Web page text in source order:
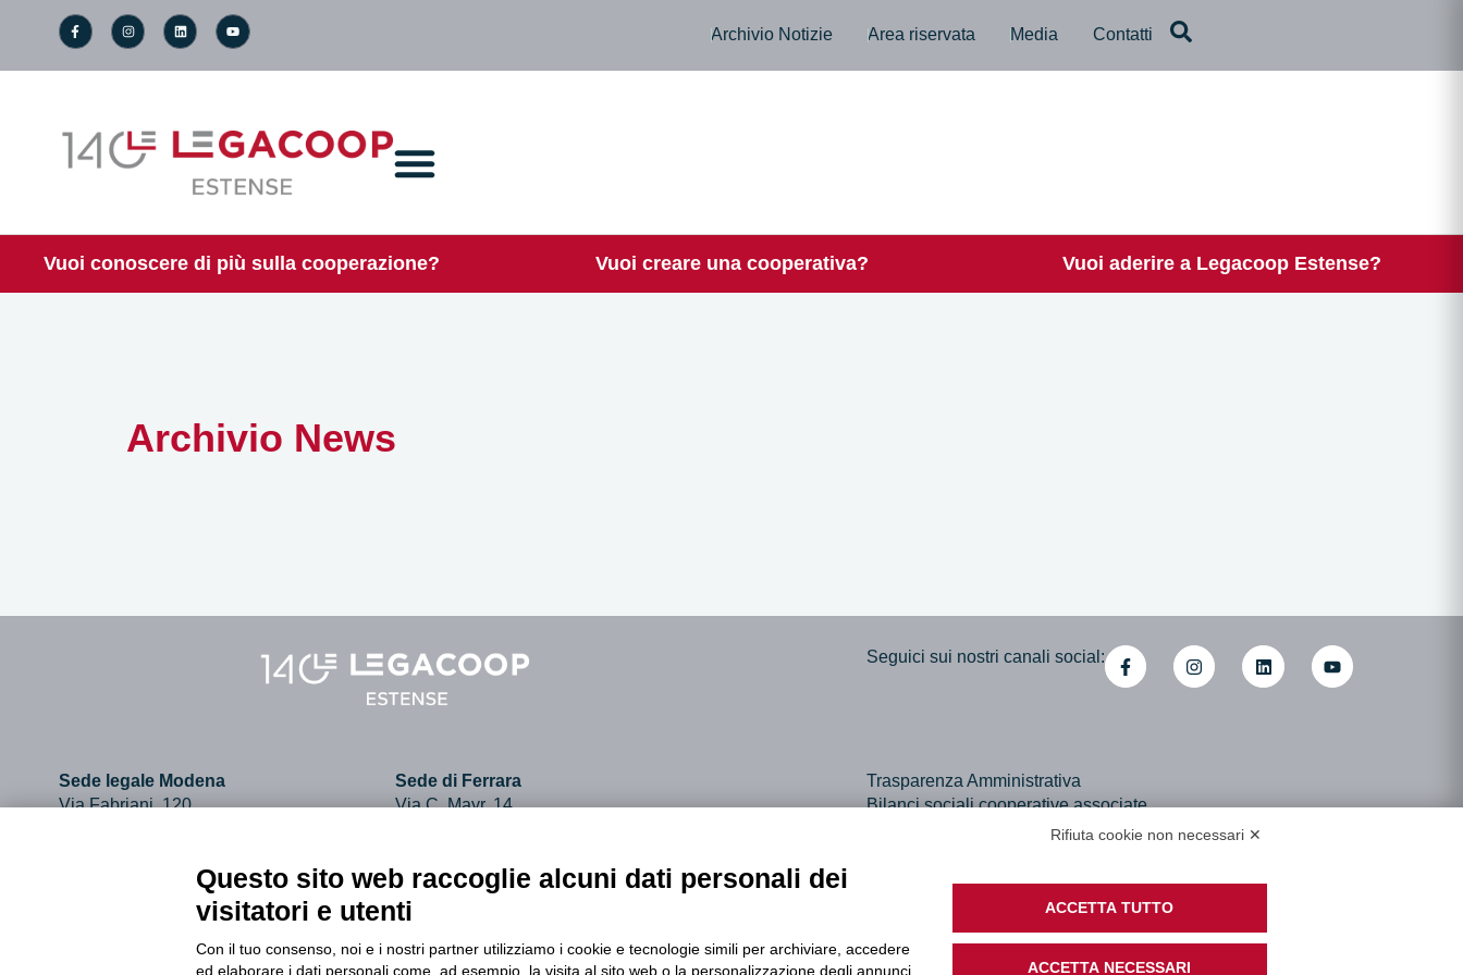
Archivio Notizie Area riservata Media Contatti
Vuoi conoscere di più sulla cooperazione? Vuoi creare una cooperativa? Vuoi aderire a Legacoop Estense?
Archivio News
Seguici sui nostri canali social:
Sede legale Modena
Via Fabriani, 120
Sede di Ferrara
Via C. Mayr, 14
Trasparenza Amministrativa
Bilanci sociali cooperative associate
Dichiarazione di AccessibilitàRifiuta cookie non necessari ✕
Questo sito web raccoglie alcuni dati personali dei
visitatori e utenti
Con il tuo consenso, noi e i nostri partner utilizziamo i cookie e tecnologie simili per archiviare, accedere
ed elaborare i dati personali come, ad esempio, la visita al sito web o la personalizzazione degli annunci.
ACCETTA TUTTO
ACCETTA NECESSARI